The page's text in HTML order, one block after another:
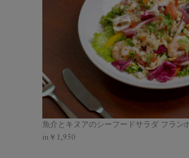
魚介とキヌアのシーフードサラダ フラン
in￥1,950